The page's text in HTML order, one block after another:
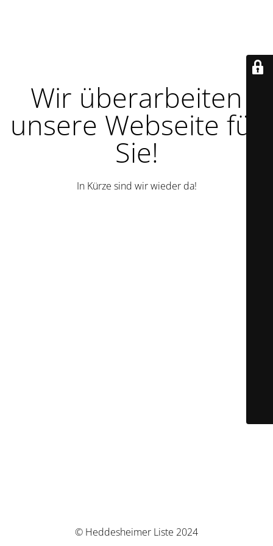
Wir überarbeiten
unsere Webseite für
Sie!
In Kürze sind wir wieder da!
© Heddesheimer Liste 2024